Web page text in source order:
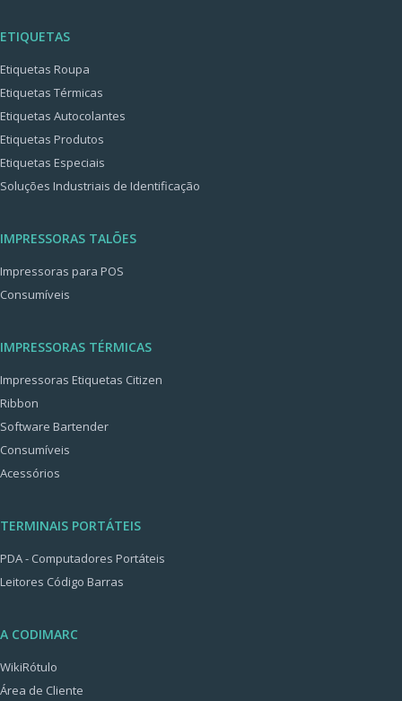
ETIQUETAS
Etiquetas Roupa
Etiquetas Térmicas
Etiquetas Autocolantes
Etiquetas Produtos
Etiquetas Especiais
Soluções Industriais de Identificação
IMPRESSORAS TALÕES
Impressoras para POS
Consumíveis
IMPRESSORAS TÉRMICAS
Impressoras Etiquetas Citizen
Ribbon
Software Bartender
Consumíveis
Acessórios
TERMINAIS PORTÁTEIS
PDA - Computadores Portáteis
Leitores Código Barras
A CODIMARC
WikiRótulo
Área de Cliente